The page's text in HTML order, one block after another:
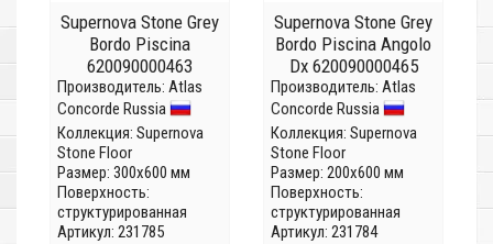
Supernova Stone Grey
Bordo Piscina
620090000463
Производитель: Atlas
Concorde Russia
Коллекция: Supernova
Stone Floor
Размер: 300x600 мм
Поверхность:
структурированная
Артикул: 231785
Supernova Stone Grey
Bordo Piscina Angolo
Dx 620090000465
Производитель: Atlas
Concorde Russia
Коллекция: Supernova
Stone Floor
Размер: 200x600 мм
Поверхность:
структурированная
Артикул: 231784